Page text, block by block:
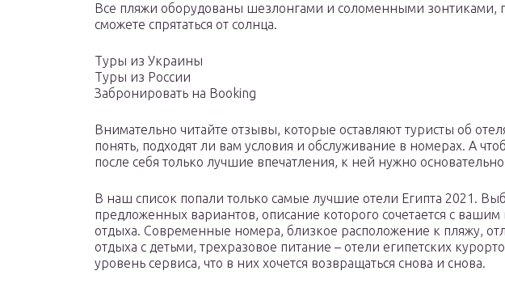
Все пляжи оборудованы шезлонгами и соломенными зонтиками,
сможете спрятаться от солнца.
Туры из Украины
Туры из России
Забронировать на Booking
Внимательно читайте отзывы, которые оставляют туристы об
понять, подходят ли вам условия и обслуживание в номерах. А
после себя только лучшие впечатления, к ней нужно основательно
В наш список попали только самые лучшие отели Египта 2021.
предложенных вариантов, описание которого сочетается с
отдыха. Современные номера, близкое расположение к пляжу,
отдыха с детьми, трехразовое питание – отели египетских
уровень сервиса, что в них хочется возвращаться снова и снова.